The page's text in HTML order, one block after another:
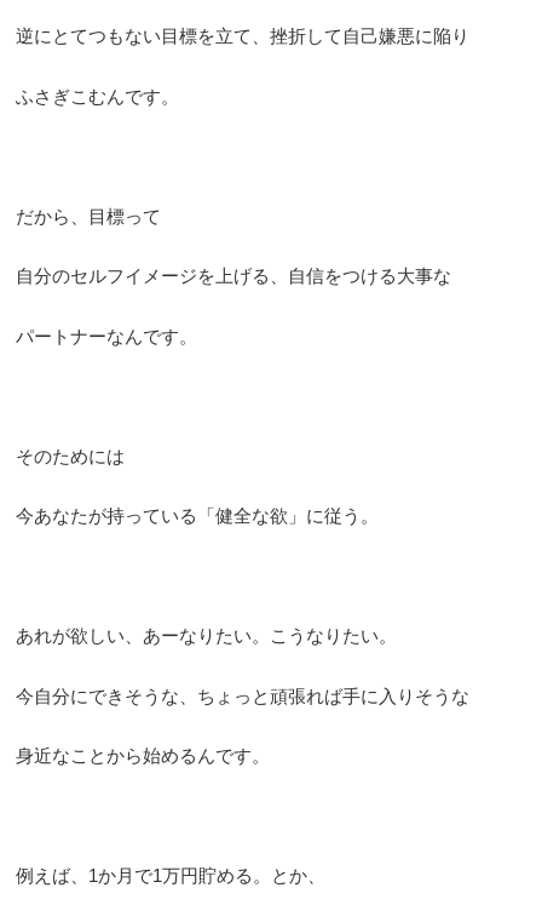
逆にとてつもない目標を立て、挫折して自己嫌悪に陥り
ふさぎこむんです。
だから、目標って
自分のセルフイメージを上げる、自信をつける大事な
パートナーなんです。
そのためには
今あなたが持っている「健全な欲」に従う。
あれが欲しい、あーなりたい。こうなりたい。
今自分にできそうな、ちょっと頑張れば手に入りそうな
身近なことから始めるんです。
例えば、1か月で1万円貯める。とか、